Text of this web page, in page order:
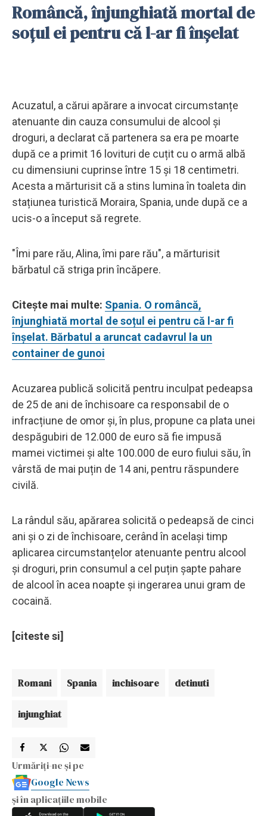
Româncă, înjunghiată mortal de
soțul ei pentru că l-ar fi înșelat
Acuzatul, a cărui apărare a invocat circumstanțe
atenuante din cauza consumului de alcool și
droguri, a declarat că partenera sa era pe moarte
după ce a primit 16 lovituri de cuțit cu o armă albă
cu dimensiuni cuprinse între 15 și 18 centimetri.
Acesta a mărturisit că a stins lumina în toaleta din
stațiunea turistică Moraira, Spania, unde după ce a
ucis-o a început să regrete.
"Îmi pare rău, Alina, îmi pare rău", a mărturisit
bărbatul că striga prin încăpere.
Citește mai multe: Spania. O româncă,
înjunghiată mortal de soțul ei pentru că l-ar fi
înșelat. Bărbatul a aruncat cadavrul la un
container de gunoi
Acuzarea publică solicită pentru inculpat pedeapsa
de 25 de ani de închisoare ca responsabil de o
infracțiune de omor și, în plus, propune ca plata unei
despăgubiri de 12.000 de euro să fie impusă
mamei victimei și alte 100.000 de euro fiului său, în
vârstă de mai puțin de 14 ani, pentru răspundere
civilă.
La rândul său, apărarea solicită o pedeapsă de cinci
ani și o zi de închisoare, cerând în același timp
aplicarea circumstanțelor atenuante pentru alcool
și droguri, prin consumul a cel puțin șapte pahare
de alcool în acea noapte și ingerarea unui gram de
cocaină.
[citeste si]
Romani Spania inchisoare detinuti
injunghiat
Urmăriți-ne și pe
Google News
și în aplicațiile mobile